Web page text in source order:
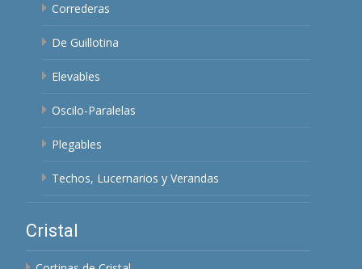
Correderas
De Guillotina
Elevables
Oscilo-Paralelas
Plegables
Techos, Lucernarios y Verandas
Cristal